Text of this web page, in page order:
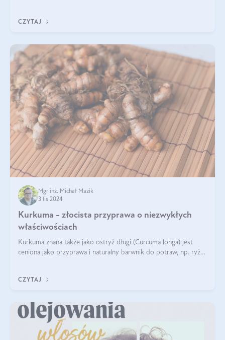
CZYTAJ
Mgr inż. Michał Mazik
3 lis 2024
Kurkuma - złocista przyprawa o niezwykłych
właściwościach
Kurkuma znana także jako ostryż długi (Curcuma longa) jest
ceniona jako przyprawa i naturalny barwnik do potraw, np. ryżu
CZYTAJ